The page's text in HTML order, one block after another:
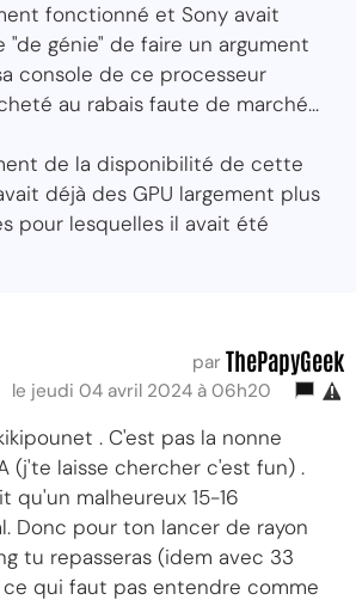
fonctionné et Sony avait
génie" de faire un argument
console de ce processeur
au rabais faute de marché...
de la disponibilité de cette
déjà des GPU largement plus
pour lesquelles il avait été
par ThePapyGeek
le jeudi 04 avril 2024 à 06h20
. C'est pas la nonne
(j'te laisse chercher c'est fun) .
qu'un malheureux 15-16
Donc pour ton lancer de rayon
tu repasseras (idem avec 33
qui faut pas entendre comme